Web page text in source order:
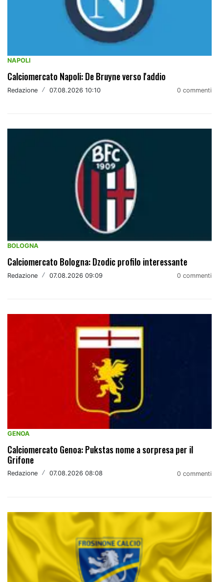
NAPOLI
Calciomercato Napoli: De Bruyne verso l'addio
Redazione / 07.08.2026 10:10 0 commenti
BOLOGNA
Calciomercato Bologna: Dzodic profilo interessante
Redazione / 07.08.2026 09:09 0 commenti
GENOA
Calciomercato Genoa: Pukstas nome a sorpresa per il
Grifone
Redazione / 07.08.2026 08:08 0 commenti